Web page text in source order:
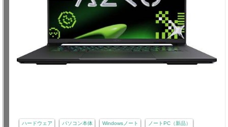
ハードウェア パソコン本体 Windowsノート ノートPC（新品）